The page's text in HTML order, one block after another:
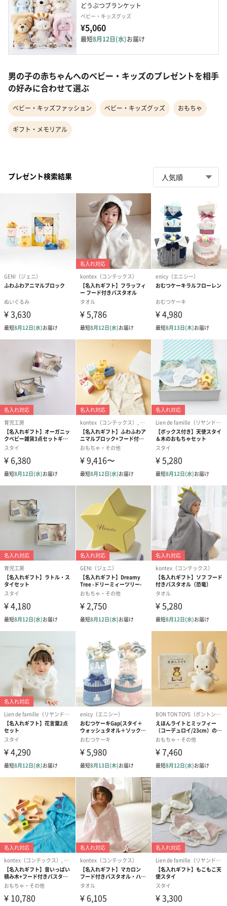
どうぶつブランケット
ベビー・キッズグッズ
¥5,060
最短8月12日(水)お届け
男の子の赤ちゃんへのベビー・キッズのプレゼントを相手
の好みに合わせて選ぶ
ベビー・キッズファッション ベビー・キッズグッズ おもちゃ
ギフト・メモリアル
プレゼント検索結果